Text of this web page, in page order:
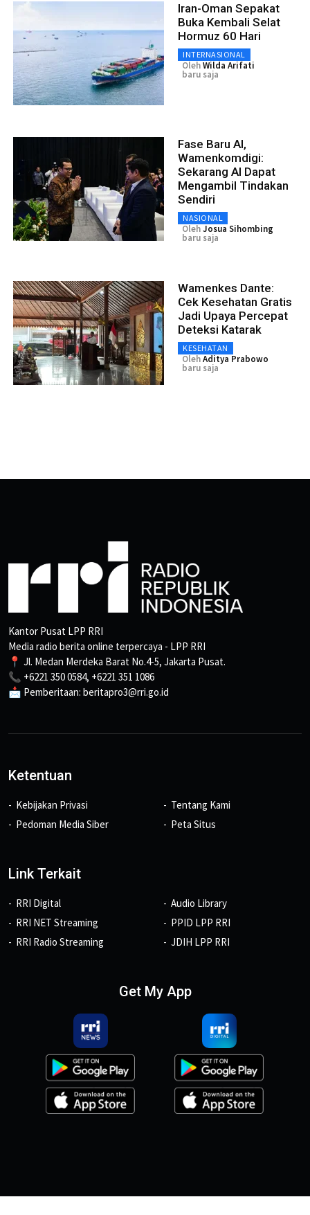
Iran-Oman Sepakat
Buka Kembali Selat
Hormuz 60 Hari
INTERNASIONAL
OlehWilda Arifati
baru saja
Fase Baru AI,
Wamenkomdigi:
Sekarang AI Dapat
Mengambil Tindakan
Sendiri
NASIONAL
OlehJosua Sihombing
baru saja
Wamenkes Dante:
Cek Kesehatan Gratis
Jadi Upaya Percepat
Deteksi Katarak
KESEHATAN
OlehAditya Prabowo
baru saja
Kantor Pusat LPP RRI
Media radio berita online terpercaya - LPP RRI
📍 Jl. Medan Merdeka Barat No.4-5, Jakarta Pusat.
📞 +6221 350 0584, +6221 351 1086
📩 Pemberitaan: beritapro3@rri.go.id
Ketentuan
Kebijakan Privasi
Pedoman Media Siber
Tentang Kami
Peta Situs
Link Terkait
RRI Digital
RRI NET Streaming
RRI Radio Streaming
Audio Library
PPID LPP RRI
JDIH LPP RRI
Get My App